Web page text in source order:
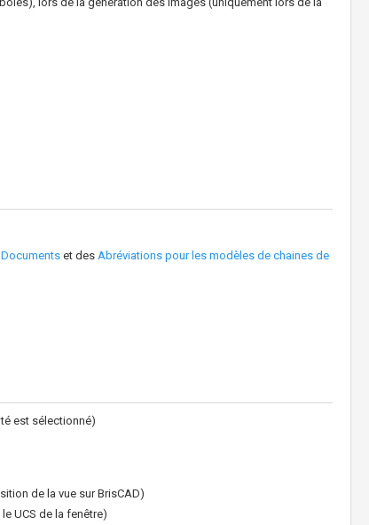
et des Abréviations pour les modèles de chaines de
est sélectionné)
de la vue sur BrisCAD)
UCS de la fenêtre)